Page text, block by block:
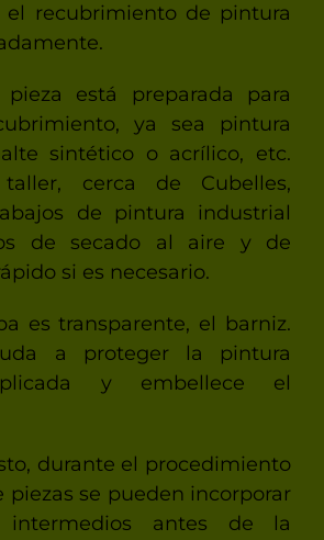
el recubrimiento de pintura
está preparada para
ya sea pintura
sintético o acrílico, etc.
cerca de Cubelles,
de pintura industrial
de secado al aire y de
si es necesario.
es transparente, el barniz.
a proteger la pintura
y embellece el
durante el procedimiento
piezas se pueden incorporar
intermedios antes de la